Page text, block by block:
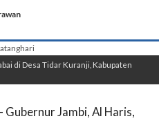
di Desa Tidar Kuranji, Kabupaten
- Gubernur Jambi, Al Haris,